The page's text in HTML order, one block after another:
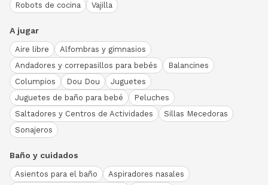
Robots de cocina
Vajilla
A jugar
Aire libre
Alfombras y gimnasios
Andadores y correpasillos para bebés
Balancines
Columpios
Dou Dou
Juguetes
Juguetes de baño para bebé
Peluches
Saltadores y Centros de Actividades
Sillas Mecedoras
Sonajeros
Baño y cuidados
Asientos para el baño
Aspiradores nasales